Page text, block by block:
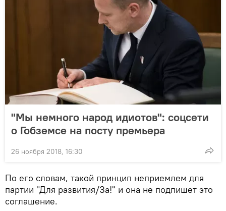
"Мы немного народ идиотов": соцсети
о Гобземсе на посту премьера
26 ноября 2018, 16:30
По его словам, такой принцип неприемлем для
партии "Для развития/За!" и она не подпишет это
соглашение.